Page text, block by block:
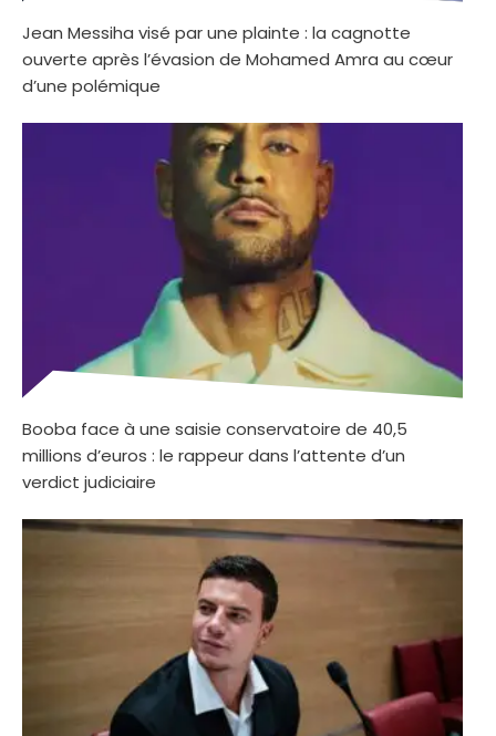
Jean Messiha visé par une plainte : la cagnotte
ouverte après l’évasion de Mohamed Amra au cœur
d’une polémique
Booba face à une saisie conservatoire de 40,5
millions d’euros : le rappeur dans l’attente d’un
verdict judiciaire